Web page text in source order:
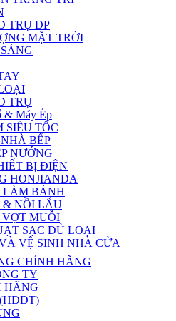
TRỤ DP
MẶT TRỜI
TRỤ
& Máy Ép
SIÊU TỐC
BẾP
NƯỚNG
BỊ ĐIỆN
HONJIANDA
BÁNH
& NỒI LẨU
MUỖI
SẠC ĐỦ LOẠI
VỆ SINH NHÀ CỬA
CHÍNH HÃNG
TY
HÃNG